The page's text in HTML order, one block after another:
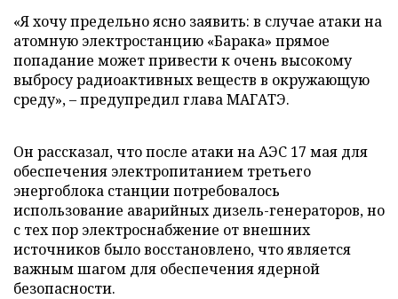
«Я хочу предельно ясно заявить: в случае атаки на
атомную электростанцию «Барака» прямое
попадание может привести к очень высокому
выбросу радиоактивных веществ в окружающую
среду», – предупредил глава МАГАТЭ.
Он рассказал, что после атаки на АЭС 17 мая для
обеспечения электропитанием третьего
энергоблока станции потребовалось
использование аварийных дизель-генераторов, но
с тех пор электроснабжение от внешних
источников было восстановлено, что является
важным шагом для обеспечения ядерной
безопасности.